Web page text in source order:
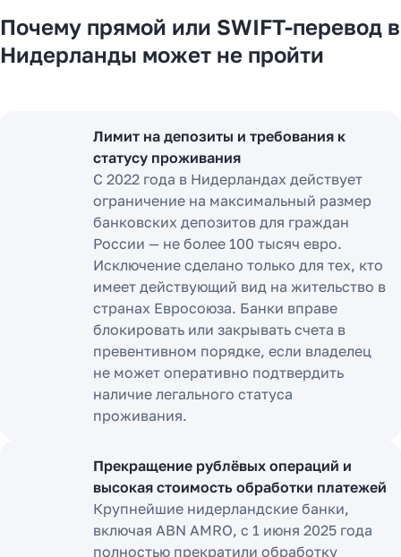
Почему прямой или SWIFT-перевод в
Нидерланды может не пройти
Лимит на депозиты и требования к
статусу проживания
С 2022 года в Нидерландах действует
ограничение на максимальный размер
банковских депозитов для граждан
России — не более 100 тысяч евро.
Исключение сделано только для тех, кто
имеет действующий вид на жительство в
странах Евросоюза. Банки вправе
блокировать или закрывать счета в
превентивном порядке, если владелец
не может оперативно подтвердить
наличие легального статуса
проживания.
Прекращение рублёвых операций и
высокая стоимость обработки платежей
Крупнейшие нидерландские банки,
включая ABN AMRO, с 1 июня 2025 года
полностью прекратили обработку